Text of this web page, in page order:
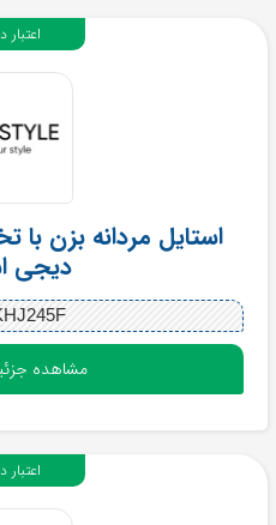
دیجی
مشاهده
اعتبار
اعتبار